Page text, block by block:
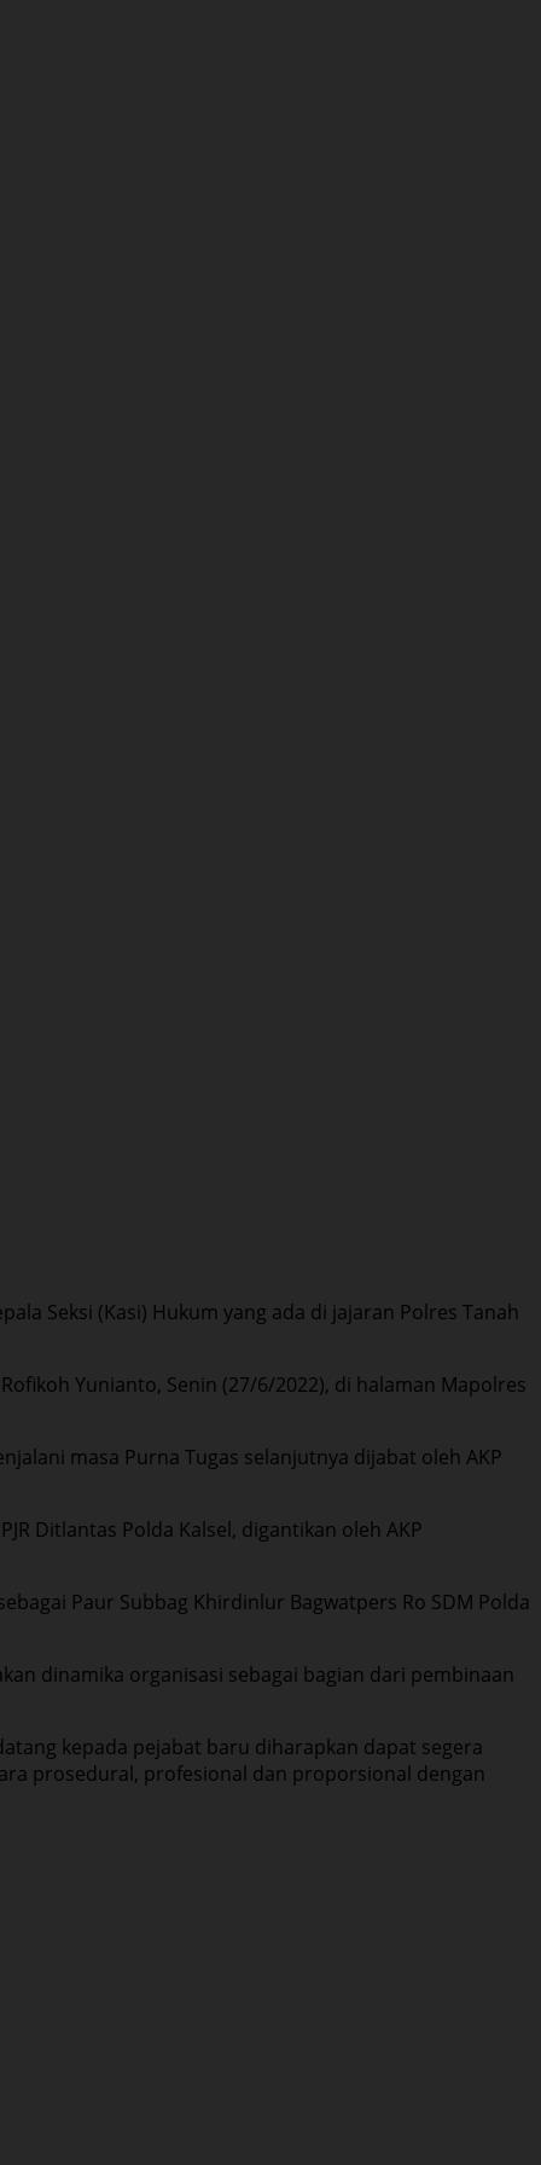
Seksi (Kasi) Hukum yang ada di jajaran Polres Tanah
Yunianto, Senin (27/6/2022), di halaman Mapolres
masa Purna Tugas selanjutnya dijabat oleh AKP
Ditlantas Polda Kalsel, digantikan oleh AKP
Paur Subbag Khirdinlur Bagwatpers Ro SDM Polda
dinamika organisasi sebagai bagian dari pembinaan
kepada pejabat baru diharapkan dapat segera
prosedural, profesional dan proporsional dengan